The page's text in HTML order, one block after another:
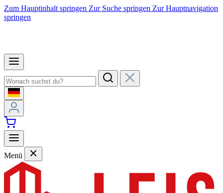
Zum Hauptinhalt springen Zur Suche springen Zur Hauptnavigation
springen
Menü